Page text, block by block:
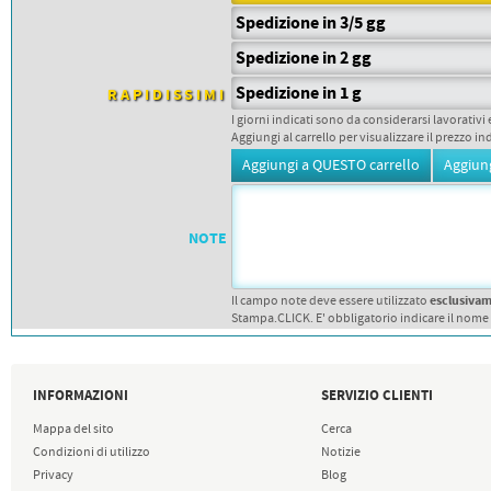
NUMERI DA GARA MTB
Spedizione in 3/5 gg
Spedizione in 2 gg
RAPIDISSIMI Spedizione in 1 g
I giorni indicati sono da considerarsi
Aggiungi al carrello per visualizzare il prezzo
NOTE
Il campo note deve essere utilizzato
Stampa.CLICK. E' obbligatorio indicare il
INFORMAZIONI
Mappa del sito
Condizioni di utilizzo
Privacy
SERVIZIO CLIENTI
Cerca
Notizie
Blog